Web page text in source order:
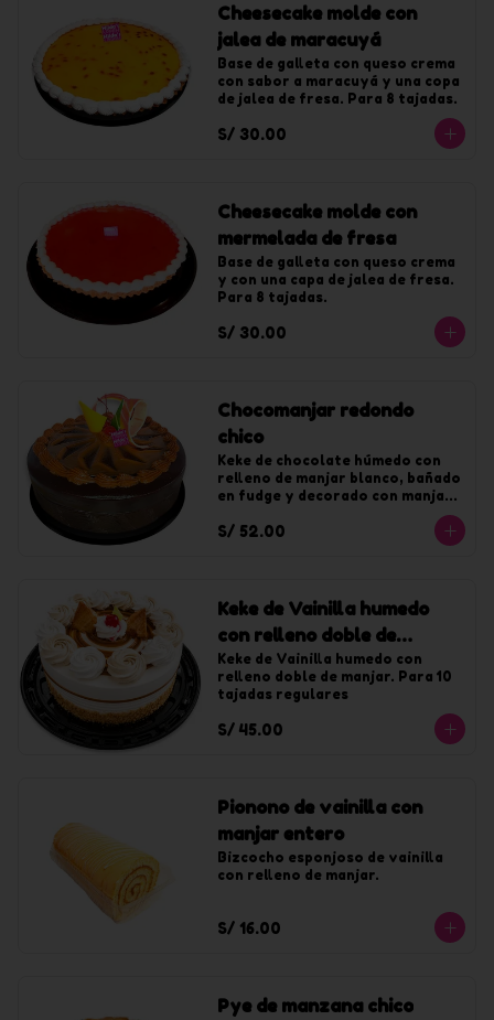
Cheesecake molde con
jalea de maracuyá
Base de galleta con queso crema
con sabor a maracuyá y una copa
de jalea de fresa. Para 8 tajadas.
S/ 30.00
Cheesecake molde con
mermelada de fresa
Base de galleta con queso crema
y con una capa de jalea de fresa.
Para 8 tajadas.
S/ 30.00
Chocomanjar redondo
chico
Keke de chocolate húmedo con
relleno de manjar blanco, bañado
en fudge y decorado con manjar.
S/ 52.00
Keke de Vainilla humedo
con relleno doble de
manjar chico
Keke de Vainilla humedo con
relleno doble de manjar. Para 10
tajadas regulares
S/ 45.00
Pionono de vainilla con
manjar entero
Bizcocho esponjoso de vainilla
con relleno de manjar.
S/ 16.00
Pye de manzana chico